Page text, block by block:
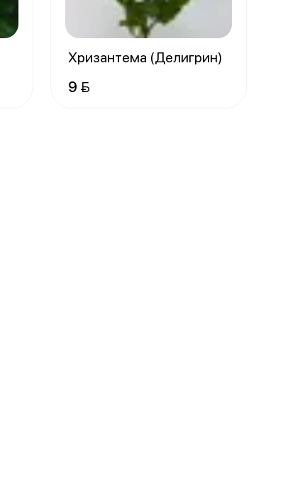
Хризантема (Делигрин)
9 